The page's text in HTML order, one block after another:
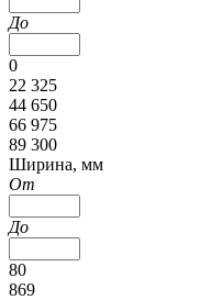
До
0
22 325
44 650
66 975
89 300
Ширина, мм
От
До
80
869